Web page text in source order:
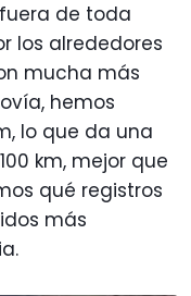
de toda
los alrededores
mucha más
hemos
lo que da una
km, mejor que
qué registros
más